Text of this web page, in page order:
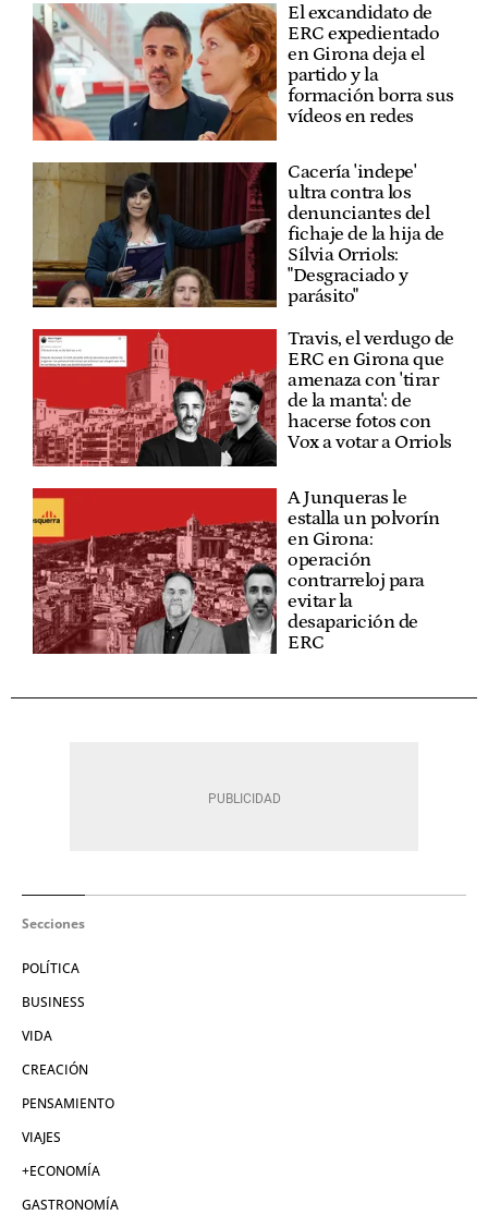
El excandidato de
ERC expedientado
en Girona deja el
partido y la
formación borra sus
vídeos en redes
Cacería 'indepe'
ultra contra los
denunciantes del
fichaje de la hija de
Sílvia Orriols:
"Desgraciado y
parásito"
Travis, el verdugo de
ERC en Girona que
amenaza con 'tirar
de la manta': de
hacerse fotos con
Vox a votar a Orriols
A Junqueras le
estalla un polvorín
en Girona:
operación
contrarreloj para
evitar la
desaparición de
ERC
Secciones
POLÍTICA
BUSINESS
VIDA
CREACIÓN
PENSAMIENTO
VIAJES
+ECONOMÍA
GASTRONOMÍA